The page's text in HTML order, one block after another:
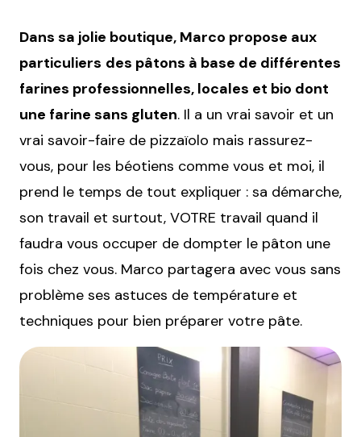
Dans sa jolie boutique, Marco propose aux
particuliers des pâtons à base de différentes
farines professionnelles, locales et bio dont
une farine sans gluten. Il a un vrai savoir et un
vrai savoir-faire de pizzaïolo mais rassurez-
vous, pour les béotiens comme vous et moi, il
prend le temps de tout expliquer : sa démarche,
son travail et surtout, VOTRE travail quand il
faudra vous occuper de dompter le pâton une
fois chez vous. Marco partagera avec vous sans
problème ses astuces de température et
techniques pour bien préparer votre pâte.